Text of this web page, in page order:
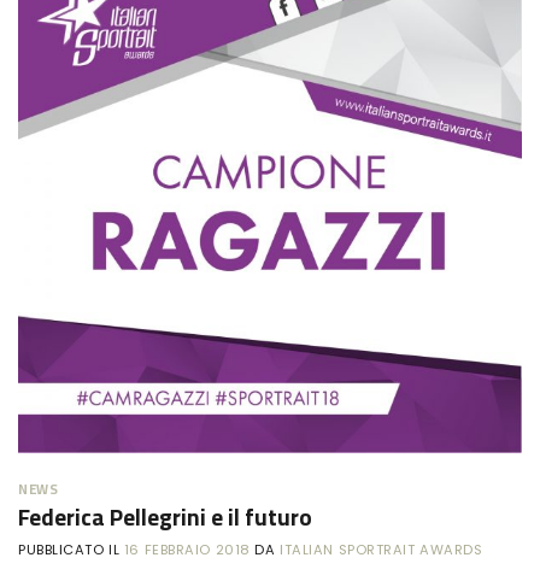
NEWS
Federica Pellegrini e il futuro
PUBBLICATO IL 16 FEBBRAIO 2018 DA ITALIAN SPORTRAIT AWARDS